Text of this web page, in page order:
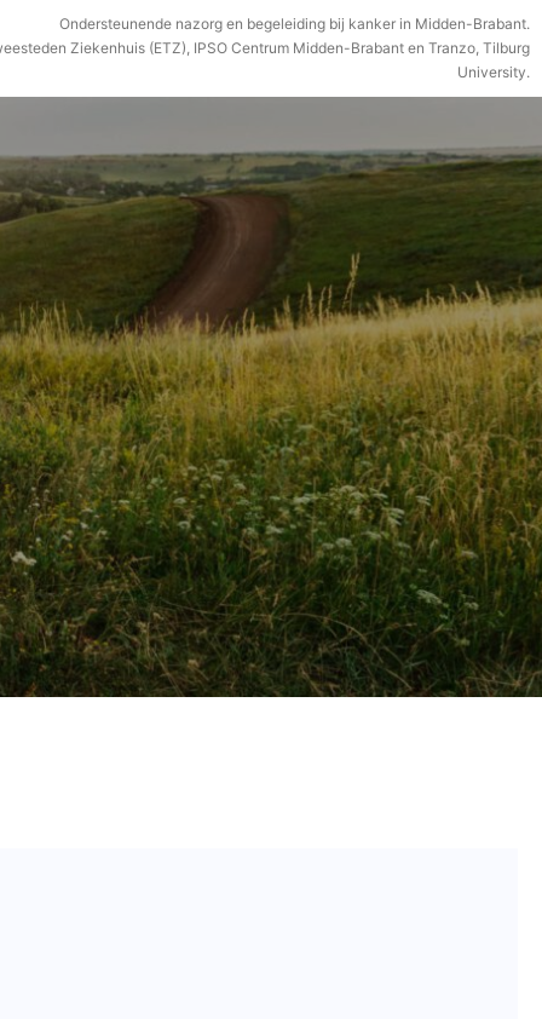
Ondersteunende nazorg en begeleiding bij kanker in Midden-Brabant.
Ziekenhuis (ETZ), IPSO Centrum Midden-Brabant en Tranzo, Tilburg
University.